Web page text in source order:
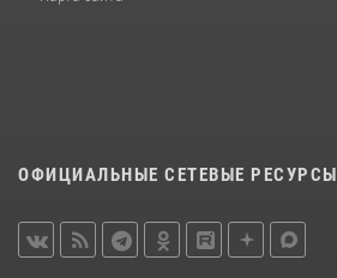
ОФИЦИАЛЬНЫЕ СЕТЕВЫЕ РЕСУРСЫ